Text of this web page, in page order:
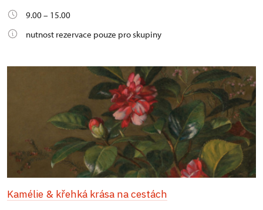
9.00 – 15.00
nutnost rezervace pouze pro skupiny
Kamélie & křehká krása na cestách